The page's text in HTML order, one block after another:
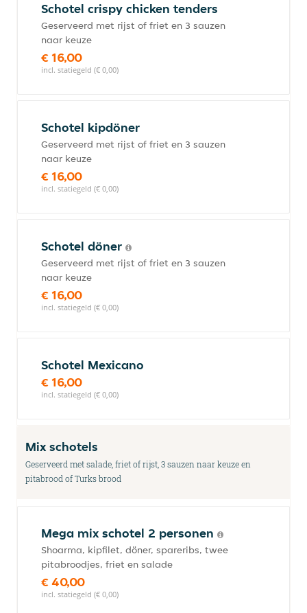
Schotel crispy chicken tenders
Geserveerd met rijst of friet en 3 sauzen
naar keuze
€ 16,00
incl. statiegeld (€ 0,00)
Schotel kipdöner
Geserveerd met rijst of friet en 3 sauzen
naar keuze
€ 16,00
incl. statiegeld (€ 0,00)
Schotel döner
Geserveerd met rijst of friet en 3 sauzen
naar keuze
€ 16,00
incl. statiegeld (€ 0,00)
Schotel Mexicano
€ 16,00
incl. statiegeld (€ 0,00)
Mix schotels
Geserveerd met salade, friet of rijst, 3 sauzen naar keuze en
pitabrood of Turks brood
Mega mix schotel 2 personen
Shoarma, kipfilet, döner, spareribs, twee
pitabroodjes, friet en salade
€ 40,00
incl. statiegeld (€ 0,00)